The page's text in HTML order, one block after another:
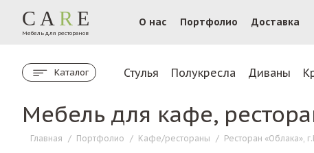
CA R E
Мебель для ресторанов
О нас Портфолио Доставка
Каталог Стулья Полукресла Диваны
Мебель для кафе,
Главная / Портфолио / Кафе/рестораны / Ресторан «Облака»,